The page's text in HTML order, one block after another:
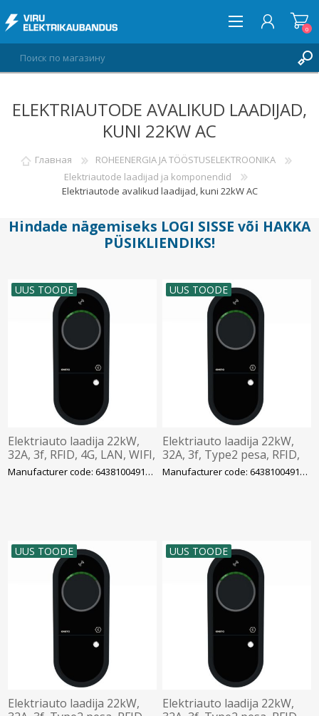
ВОЙТИ
СПИСОК ПОЖЕЛАНИЙ
0
0
ELEKTRIAUTODE AVALIKUD LAADIJAD,
KUNI 22KW AC
Главная
ROHEENERGIA JA TÖÖSTUSELEKTROONIKA
Elektriautode laadijad ja komponendid
Elektriautode avalikud laadijad, kuni 22kW AC
Hindade nägemiseks LOGI SISSE või HAKKA
PÜSIKLIENDIKS!
UUS TOODE
Elektriauto laadija 22kW,
32A, 3f, RFID, 4G, LAN, WIFI,
MID, RCBO, IP54
Manufacturer code: 6438100491390
UUS TOODE
Elektriauto laadija 22kW,
32A, 3f, Type2 pesa, RFID,
4G, LAN, WIFI, MID, IK10, Manufacturer code: 6438100491413
UUS TOODE
Elektriauto laadija 22kW,
UUS TOODE
Elektriauto laadija 22kW,